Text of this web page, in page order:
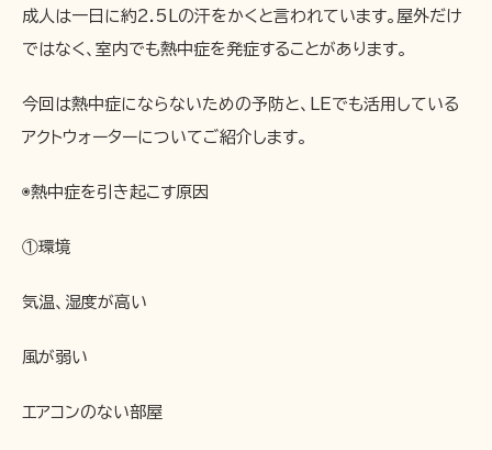
成人は一日に約2.5Lの汗をかくと言われています。屋外だけ
ではなく、室内でも熱中症を発症することがあります。
今回は熱中症にならないための予防と、LEでも活用している
アクトウォーターについてご紹介します。
◉熱中症を引き起こす原因
①環境
気温、湿度が高い
風が弱い
エアコンのない部屋